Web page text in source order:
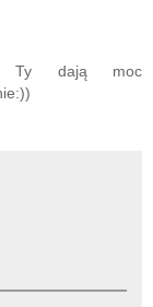
Ty dają moc